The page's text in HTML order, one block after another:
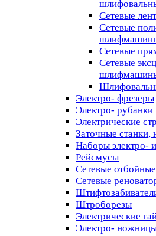
Сетевые
Сетевые
Сетевые
Сетевые
Электро- фрезеры
Электро- рубанки
Электрические
Заточные станки,
Наборы электро-
Рейсмусы
Сетевые
Сетевые
Штроборезы
Электрические
Электро-